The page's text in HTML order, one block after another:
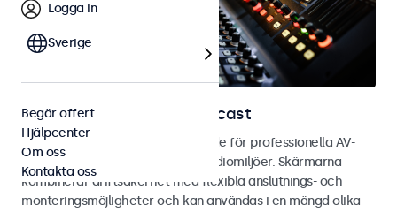
Skärmar för AV och broadcast
Bild- och touchskärmar utvecklade för professionella AV-
integratörer och användning i studiomiljöer. Skärmarna
kombinerar driftsäkerhet med flexibla anslutnings- och
monteringsmöjligheter och kan användas i en mängd olika
Logga in
Sverige
Begär offert
Hjälpcenter
Om oss
Kontakta oss